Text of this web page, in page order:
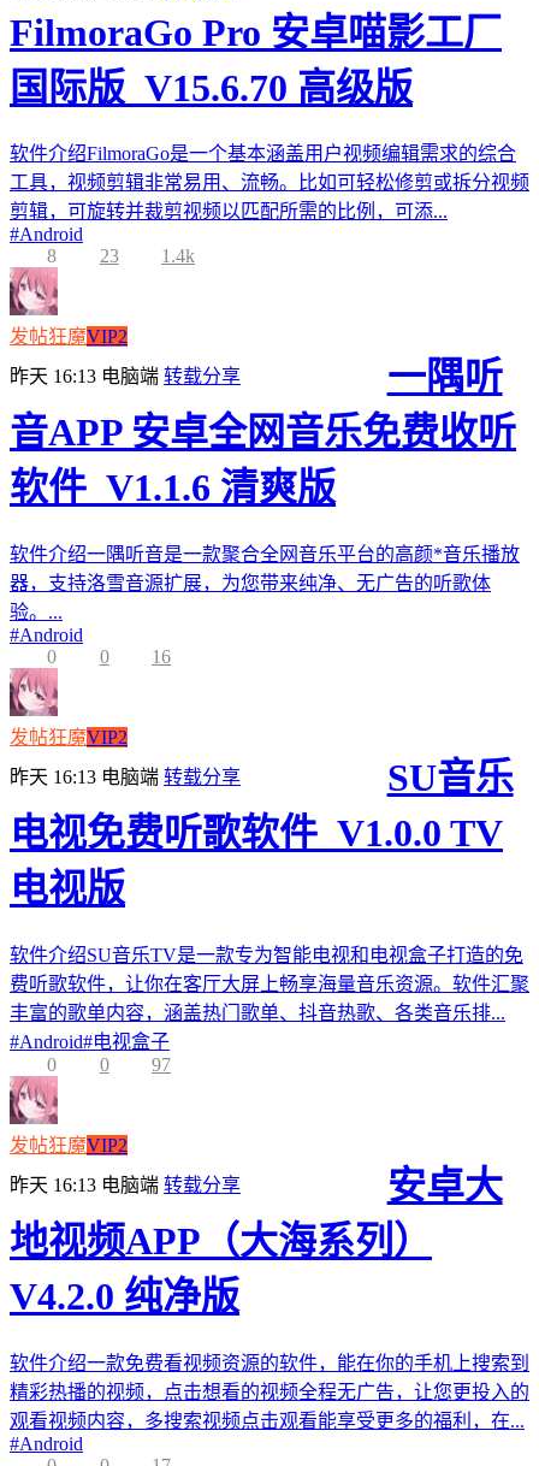
FilmoraGo Pro 安卓喵影工厂
国际版_V15.6.70 高级版
软件介绍FilmoraGo是一个基本涵盖用户视频编辑需求的综合
工具，视频剪辑非常易用、流畅。比如可轻松修剪或拆分视频
剪辑，可旋转并裁剪视频以匹配所需的比例，可添...
#Android
8
23 1.4k
发帖狂魔VIP2
昨天 16:13 电脑端 转载分享
一隅听
音APP 安卓全网音乐免费收听
软件_V1.1.6 清爽版
软件介绍一隅听音是一款聚合全网音乐平台的高颜*音乐播放
器，支持洛雪音源扩展，为您带来纯净、无广告的听歌体
验。...
#Android
0
0 16
发帖狂魔VIP2
昨天 16:13 电脑端 转载分享
SU音乐
电视免费听歌软件_V1.0.0 TV
电视版
软件介绍SU音乐TV是一款专为智能电视和电视盒子打造的免
费听歌软件，让你在客厅大屏上畅享海量音乐资源。软件汇聚
丰富的歌单内容，涵盖热门歌单、抖音热歌、各类音乐排...
#Android#电视盒子
0
0 97
发帖狂魔VIP2
昨天 16:13 电脑端 转载分享
安卓大
地视频APP（大海系列）
V4.2.0 纯净版
软件介绍一款免费看视频资源的软件，能在你的手机上搜索到
精彩热播的视频，点击想看的视频全程无广告，让您更投入的
观看视频内容，多搜索视频点击观看能享受更多的福利，在...
#Android